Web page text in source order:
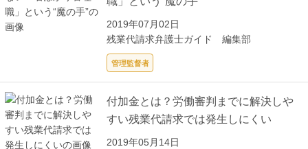
2019年07月02日
残業代請求弁護士ガイド 編集部
管理監督者
付加金とは？労働審判までに解決しや
すい残業代請求では発生しにくい
2019年05月14日